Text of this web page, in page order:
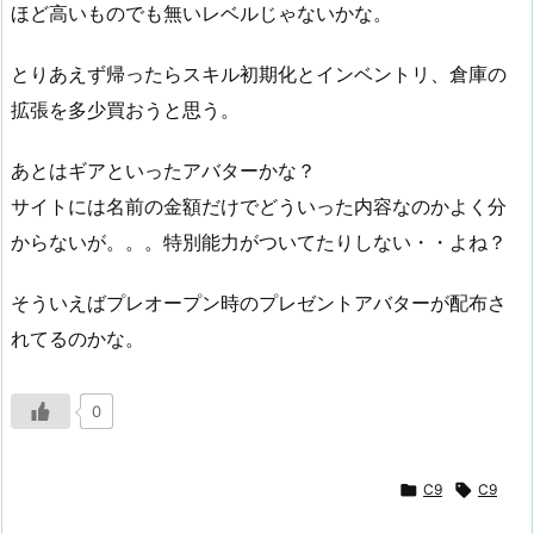
ほど高いものでも無いレベルじゃないかな。
とりあえず帰ったらスキル初期化とインベントリ、倉庫の
拡張を多少買おうと思う。
あとはギアといったアバターかな？
サイトには名前の金額だけでどういった内容なのかよく分
からないが。。。特別能力がついてたりしない・・よね？
そういえばプレオープン時のプレゼントアバターが配布さ
れてるのかな。
0
 C9  C9